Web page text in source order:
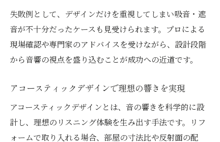
イント
音響環境向上に必要なリフォームの視点
手順
リフォームで部屋の音響特性を改善する方
法
アコースティックデザインシステム導入の注
失敗例として、デザインだけを重視してしまい吸音・遮
音が不十分だったケースも見受けられます。プロによる
現場確認や専門家のアドバイスを受けながら、設計段階
から音響の視点を盛り込むことが成功への近道です。
アコースティックデザインで理想の響きを実現
アコースティックデザインとは、音の響きを科学的に設
計し、理想のリスニング体験を生み出す手法です。リフ
ォームで取り入れる場合、部屋の寸法比や反射面の配